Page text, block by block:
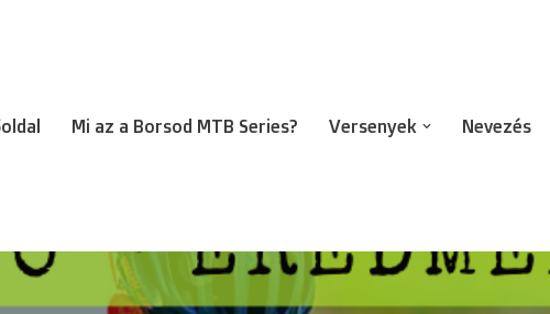
Mi az a Borsod MTB Series? Versenyek Nevezés